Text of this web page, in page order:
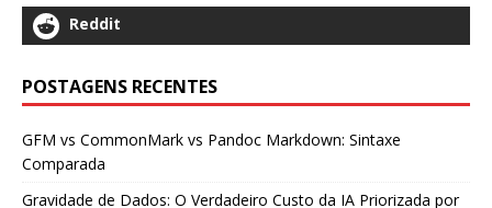
Reddit
POSTAGENS RECENTES
GFM vs CommonMark vs Pandoc Markdown: Sintaxe
Comparada
Gravidade de Dados: O Verdadeiro Custo da IA Priorizada por